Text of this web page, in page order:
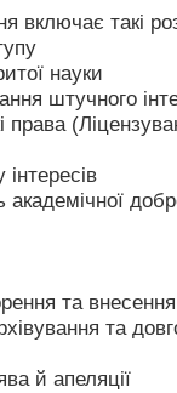
включає такі
науки
штучного
права
та
та
й апеляції